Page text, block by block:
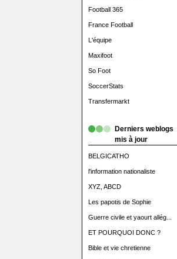
Football 365
France Football
L'équipe
Maxifoot
So Foot
SoccerStats
Transfermarkt
Derniers weblogs
mis à jour
BELGICATHO
l'information nationaliste
XYZ, ABCD
Les papotis de Sophie
Guerre civile et yaourt allég...
ET POURQUOI DONC ?
Bible et vie chretienne